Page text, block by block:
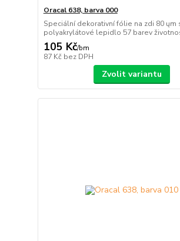
Oracal 638, barva 000
Speciální dekorativní fólie na zdi 80 ųm
polyakrylátové lepidlo 57 barev
105 Kč/bm
87 Kč bez DPH
Zvolit variantu